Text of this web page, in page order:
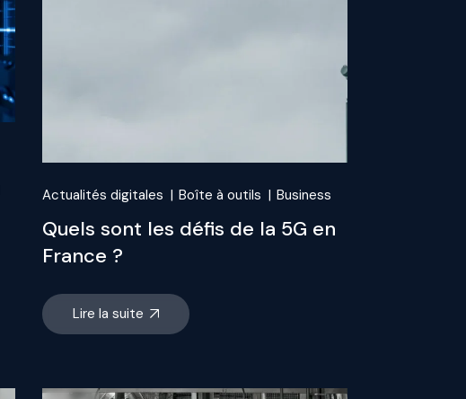
Actualités digitales Boîte à outils Business
Quels sont les défis de la 5G en
France ?
Lire la suite